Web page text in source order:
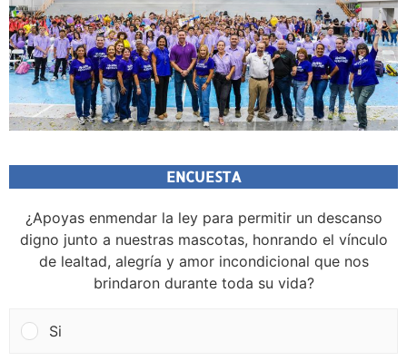
ENCUESTA
¿Apoyas enmendar la ley para permitir un descanso
digno junto a nuestras mascotas, honrando el vínculo
de lealtad, alegría y amor incondicional que nos
brindaron durante toda su vida?
Si